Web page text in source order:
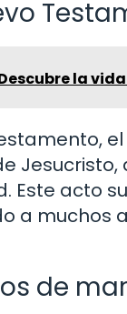
la
Este acto
a muchos
de